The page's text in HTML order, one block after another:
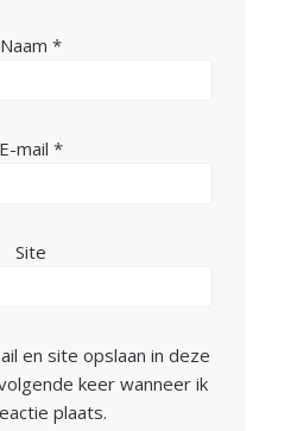
Naam *
E-mail *
Site
en site opslaan in deze
keer wanneer ik
plaats.